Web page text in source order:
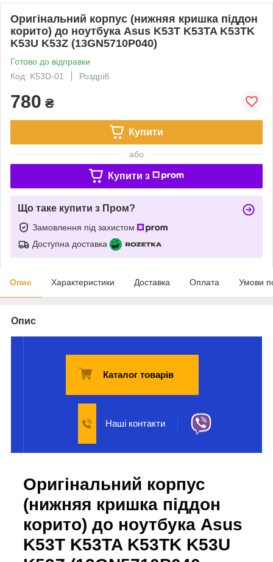
Оригінальний корпус (нижняя кришка піддон
корито) до ноутбука Asus K53T K53TA K53TK
K53U K53Z (13GN5710P040)
Готово до відправки
Код: K53D-01
Роздріб
780 ₴
Купити
або
Купити з
Що таке купити з Пром?
Замовлення під захистом
Доступна доставка
Опис Характеристики Доставка Оплата Умови
Опис
Каталог товарів
Наші контакти
Оригінальний корпус
(нижняя кришка піддон
корито) до ноутбука Asus
K53T K53TA K53TK K53U